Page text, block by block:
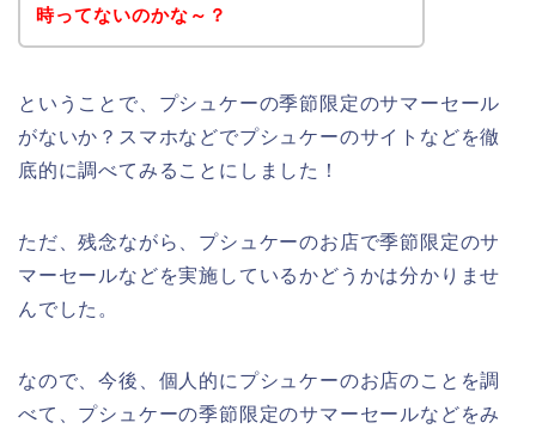
時ってないのかな～？
ということで、プシュケーの季節限定のサマーセール
がないか？スマホなどでプシュケーのサイトなどを徹
底的に調べてみることにしました！
ただ、残念ながら、プシュケーのお店で季節限定のサ
マーセールなどを実施しているかどうかは分かりませ
んでした。
なので、今後、個人的にプシュケーのお店のことを調
べて、プシュケーの季節限定のサマーセールなどをみ